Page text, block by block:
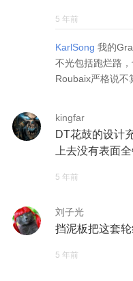
5 年前
KarlSong 我的
不光包括跑烂路
Roubaix严格说不
kingfar
DT花鼓的设计
上去没有表面
5 年前
刘子光
挡泥板把这套
5 年前